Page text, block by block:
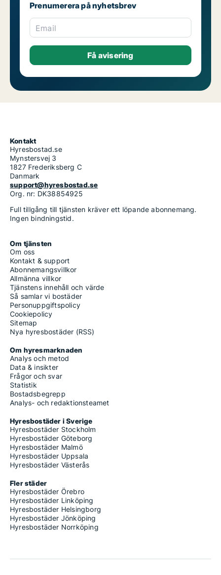
Prenumerera på nyhetsbrev
Email
Kontakt
Hyresbostad.se
Mynstersvej 3
1827 Frederiksberg C
Danmark
support@hyresbostad.se
Org. nr: DK38854925
Full tillgång till tjänsten kräver ett löpande abonnemang.
Ingen bindningstid.
Om tjänsten
Om oss
Kontakt & support
Abonnemangsvillkor
Allmänna villkor
Tjänstens innehåll och värde
Så samlar vi bostäder
Personuppgiftspolicy
Cookiepolicy
Sitemap
Nya hyresbostäder (RSS)
Om hyresmarknaden
Analys och metod
Data & insikter
Frågor och svar
Statistik
Bostadsbegrepp
Analys- och redaktionsteamet
Hyresbostäder i Sverige
Hyresbostäder Stockholm
Hyresbostäder Göteborg
Hyresbostäder Malmö
Hyresbostäder Uppsala
Hyresbostäder Västerås
Fler städer
Hyresbostäder Örebro
Hyresbostäder Linköping
Hyresbostäder Helsingborg
Hyresbostäder Jönköping
Hyresbostäder Norrköping